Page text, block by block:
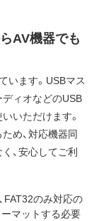
AV機器でも
います。USBマス
ィオなどのUSB
いただけます。
め、対応機器同
、安心してご利
FAT32のみ対応の
マットする必要